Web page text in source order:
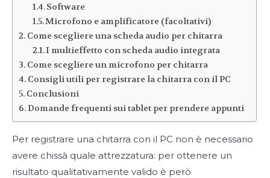
Software
Microfono e amplificatore (facoltativi)
Come scegliere una scheda audio per chitarra
I multieffetto con scheda audio integrata
Come scegliere un microfono per chitarra
Consigli utili per registrare la chitarra con il PC
Conclusioni
Domande frequenti sui tablet per prendere appunti
Per registrare una chitarra con il PC non è necessario
avere chissà quale attrezzatura: per ottenere un
risultato qualitativamente valido è però